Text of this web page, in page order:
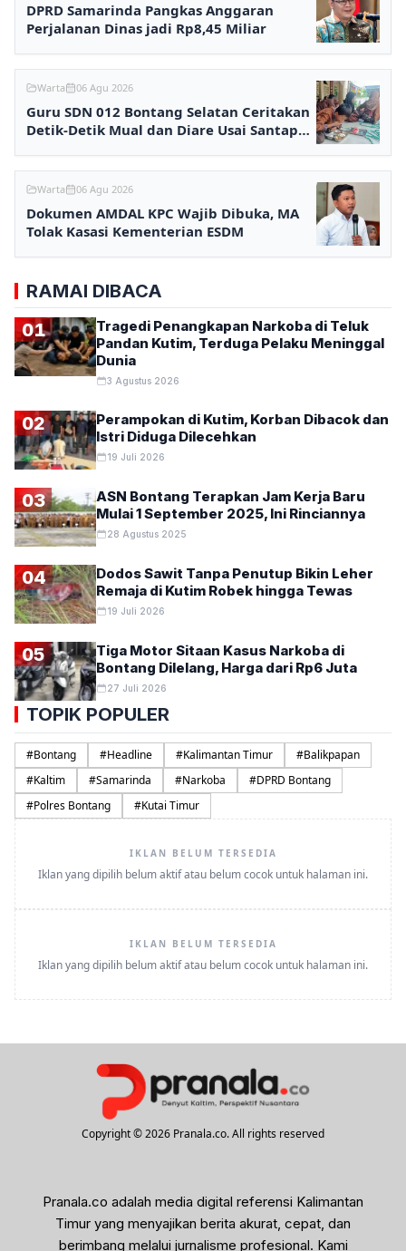
DPRD Samarinda Pangkas Anggaran
Perjalanan Dinas jadi Rp8,45 Miliar
Warta 06 Agu 2026
Guru SDN 012 Bontang Selatan Ceritakan
Detik-Detik Mual dan Diare Usai Santap
Warta 06 Agu 2026
Dokumen AMDAL KPC Wajib Dibuka, MA
Tolak Kasasi Kementerian ESDM
RAMAI DIBACA
01
Tragedi Penangkapan Narkoba di Teluk
Pandan Kutim, Terduga Pelaku Meninggal
Dunia
3 Agustus 2026
02
Perampokan di Kutim, Korban Dibacok dan
Istri Diduga Dilecehkan
19 Juli 2026
03
ASN Bontang Terapkan Jam Kerja Baru
Mulai 1 September 2025, Ini Rinciannya
28 Agustus 2025
04
Dodos Sawit Tanpa Penutup Bikin Leher
Remaja di Kutim Robek hingga Tewas
19 Juli 2026
05
Tiga Motor Sitaan Kasus Narkoba di
Bontang Dilelang, Harga dari Rp6 Juta
27 Juli 2026
TOPIK POPULER
#Bontang #Headline #Kalimantan Timur #Balikpapan
#Kaltim #Samarinda #Narkoba #DPRD Bontang
#Polres Bontang #Kutai Timur
IKLAN BELUM TERSEDIA
Iklan yang dipilih belum aktif atau belum cocok untuk halaman ini.
IKLAN BELUM TERSEDIA
Iklan yang dipilih belum aktif atau belum cocok untuk halaman ini.
Copyright © 2026 Pranala.co. All rights reserved
Pranala.co adalah media digital referensi Kalimantan
Timur yang menyajikan berita akurat, cepat, dan
berimbang melalui jurnalisme profesional. Kami